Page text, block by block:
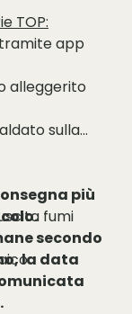
TOP:
app
alleggerito
sulla
fumi
più
secondo
la data